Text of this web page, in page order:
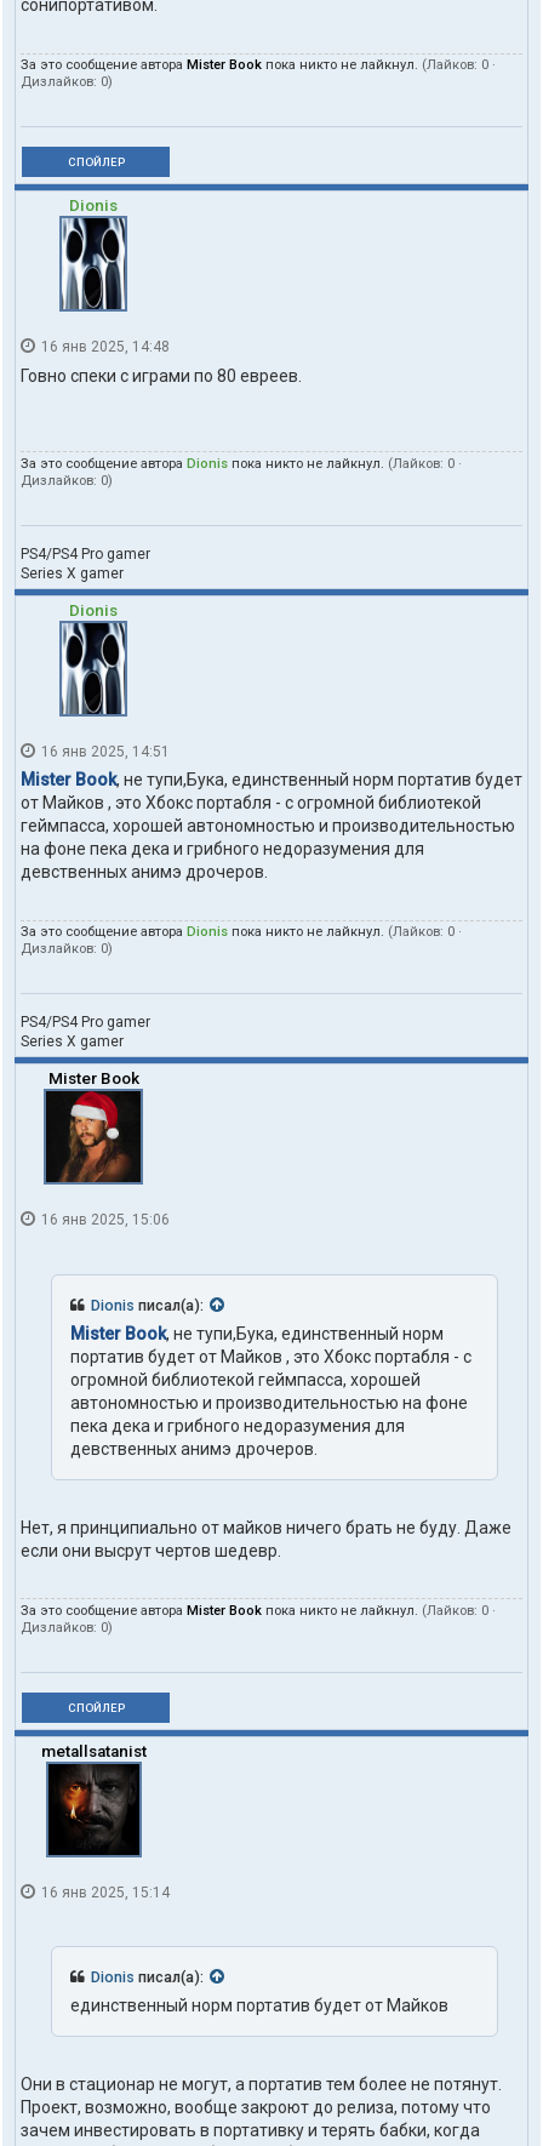
сонипортативом.
За это сообщение автора Mister Book пока никто не лайкнул. (Лайков: 0 ·
Дизлайков: 0)
СПОЙЛЕР
Dionis
16 янв 2025, 14:48
Говно спеки с играми по 80 евреев.
За это сообщение автора Dionis пока никто не лайкнул. (Лайков: 0 ·
Дизлайков: 0)
PS4/PS4 Pro gamer
Series X gamer
Dionis
16 янв 2025, 14:51
Mister Book, не тупи,Бука, единственный норм портатив будет
от Майков , это Хбокс портабля - с огромной библиотекой
геймпасса, хорошей автономностью и производительностью
на фоне пека дека и грибного недоразумения для
девственных анимэ дрочеров.
За это сообщение автора Dionis пока никто не лайкнул. (Лайков: 0 ·
Дизлайков: 0)
PS4/PS4 Pro gamer
Series X gamer
Mister Book
16 янв 2025, 15:06
Dionis писал(а):
Mister Book, не тупи,Бука, единственный норм
портатив будет от Майков , это Хбокс портабля - с
огромной библиотекой геймпасса, хорошей
автономностью и производительностью на фоне
пека дека и грибного недоразумения для
девственных анимэ дрочеров.
Нет, я принципиально от майков ничего брать не буду. Даже
если они высрут чертов шедевр.
За это сообщение автора Mister Book пока никто не лайкнул. (Лайков: 0 ·
Дизлайков: 0)
СПОЙЛЕР
metallsatanist
16 янв 2025, 15:14
Dionis писал(а):
единственный норм портатив будет от Майков
Они в стационар не могут, а портатив тем более не потянут.
Проект, возможно, вообще закроют до релиза, потому что
зачем инвестировать в портативку и терять бабки, когда